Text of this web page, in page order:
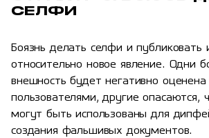
СЕЛФИ
Боязнь делать селфи и публиковать
относительно новое явление. Одни
внешность будет негативно
пользователями, другие опасаются,
могут быть использованы для
создания фальшивых документов.